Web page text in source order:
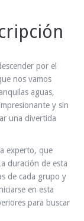
por el
nos vamos
aguas,
y sin
una divertida
experto, que
duración de esta
de cada grupo y
en esta
para buscar